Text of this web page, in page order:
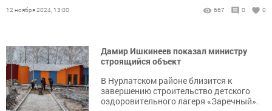
12 ноября 2024, 13:00 667 0 0
Дамир Ишкинеев показал министру
строящийся объект
В Нурлатском районе близится к
завершению строительство детского
оздоровительного лагеря «Заречный».